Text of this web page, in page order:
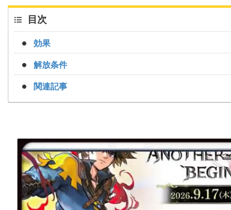
目次
効果
解放条件
関連記事